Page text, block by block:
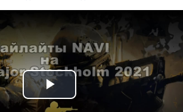
Play Video